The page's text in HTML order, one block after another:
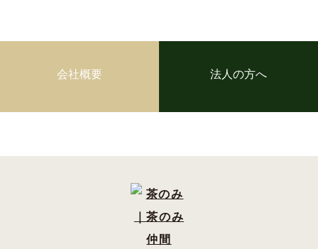
会社概要 法人の方へ